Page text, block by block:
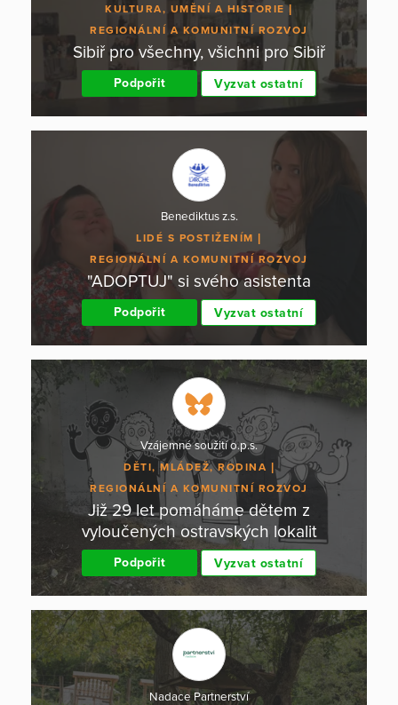
KULTURA, UMĚNÍ A HISTORIE
REGIONÁLNÍ A KOMUNITNÍ ROZVOJ
Sibiř pro všechny, všichni pro Sibiř
Podpořit Vyzvat ostatní
Benediktus z.s.
LIDÉ S POSTIŽENÍM
REGIONÁLNÍ A KOMUNITNÍ ROZVOJ
"ADOPTUJ" si svého asistenta
Podpořit Vyzvat ostatní
Vzájemné soužití o.p.s.
DĚTI, MLÁDEŽ, RODINA
REGIONÁLNÍ A KOMUNITNÍ ROZVOJ
Již 29 let pomáháme dětem z
vyloučených ostravských lokalit
Podpořit Vyzvat ostatní
Nadace Partnerství